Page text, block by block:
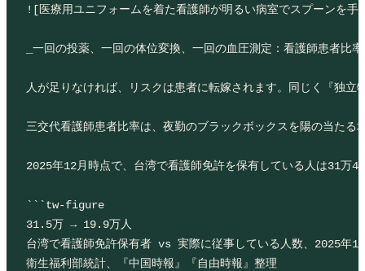
![医療用ユニフォームを着た看護師が明るい病室でスプー
_一回の投薬、一回の体位変換、一回の血圧測定：看護師
人が足りなければ、リスクは患者に転嫁されます。同じく『
三交代看護師患者比率は、夜勤のブラックボックスを陽の当た
2025年12月時点で、台湾で看護師免許を保有している人は
```tw-figure
31.5万 → 19.9万人
台湾で看護師免許保有者 vs 実際に従事している人数、2025年
衛生福利部統計、『中国時報』『自由時報』整理